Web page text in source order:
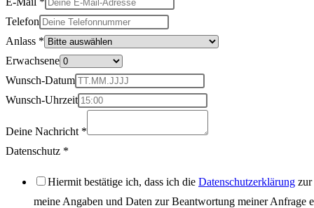
Telefon
Wunsch-
Datum
Datenschutz
Erwachsene
Anlass *
Erwachsene
Wunsch-Datum
Wunsch-Uhrzeit
Deine Nachricht *
Datenschutz *
Hiermit bestätige ich, dass ich die Datenschutzerklärung zur
meine Angaben und Daten zur Beantwortung meiner Anfrage